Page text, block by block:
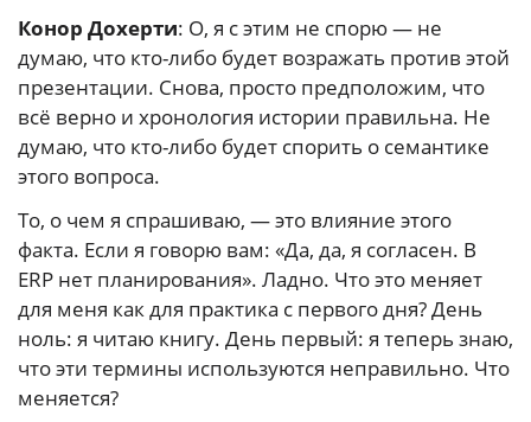
Конор Дохерти: О, я с этим не спорю — не
думаю, что кто-либо будет возражать против этой
презентации. Снова, просто предположим, что
всё верно и хронология истории правильна. Не
думаю, что кто-либо будет спорить о семантике
этого вопроса.
То, о чем я спрашиваю, — это влияние этого
факта. Если я говорю вам: «Да, да, я согласен. В
ERP нет планирования». Ладно. Что это меняет
для меня как для практика с первого дня? День
ноль: я читаю книгу. День первый: я теперь знаю,
что эти термины используются неправильно. Что
меняется?